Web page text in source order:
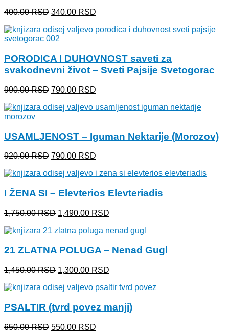
400.00RSD Originalna
je
bila:
340.00 RSD
je:
PORODICA I DUHOVNOST saveti za
svakodnevni život – Sveti Pajsije Svetogorac
990.00RSD Originalna
je
790.00 RSD
je:
USAMLJENOST – Iguman Nektarije (Morozov)
920.00RSD Originalna
je
920.00 RSD.
790.00 RSD
je:
I ŽENA SI – Elevterios Elevteriadis
1,750.00RSD Originalna
je
1,750.00 RSD.
1,490.00 RSD
je:
21 ZLATNA POLUGA – Nenad Gugl
1,450.00RSD Originalna
je
1,450.00 RSD.
1,300.00 RSD
je:
PSALTIR (tvrd povez manji)
650.00RSD Originalna
550.00 RSD